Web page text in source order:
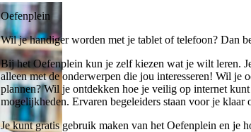
Oefenplein
Wil je handiger worden met je tablet of telefoon? Dan
Bij het Oefenplein kun je zelf kiezen wat je wilt leren.
alleen met de onderwerpen die jou interesseren! Wil je
plannen? Wil je ontdekken hoe je veilig op internet
mogelijkheden. Ervaren begeleiders staan voor je
Je kunt gratis gebruik maken van het Oefenplein en je